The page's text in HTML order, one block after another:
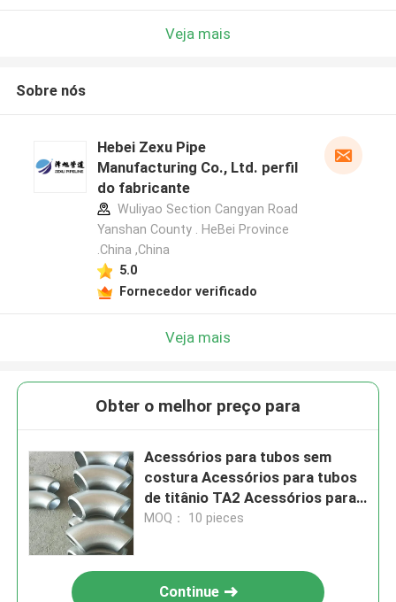
Veja mais
Sobre nós
Hebei Zexu Pipe
Manufacturing Co., Ltd. perfil
do fabricante
Wuliyao Section Cangyan Road
Yanshan County . HeBei Province
.China ,China
5.0
Fornecedor verificado
Veja mais
Obter o melhor preço para
Acessórios para tubos sem
costura Acessórios para tubos
de titânio TA2 Acessórios para
tubos de titânio liga de titânio
MOQ： 10 pieces
Continue